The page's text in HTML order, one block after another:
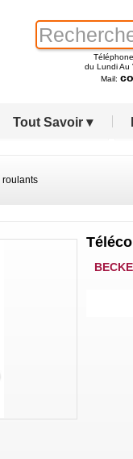
du Lundi Au
Mail:
Tout Savoir ▾
roulants